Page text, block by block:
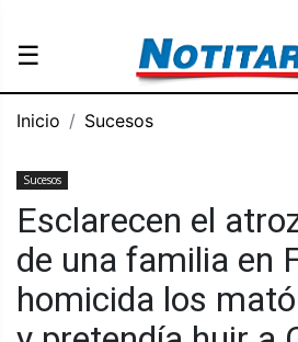
☰
Inicio Sucesos
Sucesos
Esclarecen el
de una familia en
homicida los